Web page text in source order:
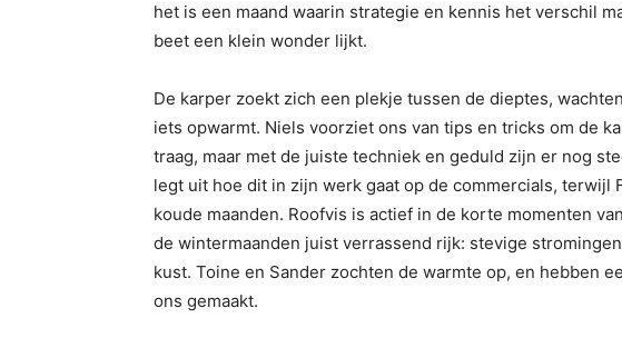
het is een maand waarin strategie en kennis het verschil
beet een klein wonder lijkt.
De karper zoekt zich een plekje tussen de dieptes,
iets opwarmt. Niels voorziet ons van tips en tricks om de
traag, maar met de juiste techniek en geduld zijn er nog
legt uit hoe dit in zijn werk gaat op de commercials, terwijl
koude maanden. Roofvis is actief in de korte momenten
de wintermaanden juist verrassend rijk: stevige
kust. Toine en Sander zochten de warmte op, en hebben
ons gemaakt.